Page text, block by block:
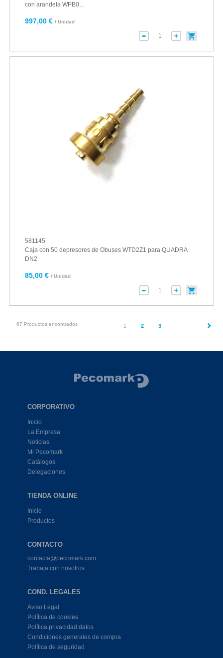
con arandela WPB0...
997,00 € / Unidad
581145
Caja con 50 depresores de Obuses WTD2Z1 para QUADRA
DN2
85,00 € / Unidad
67 Productos encontrados 1 (current)
2 3
CORPORATIVO
Inicio
La Empresa
Noticias
Mi Pecomark
Catálogos
Delegaciones
TIENDA ONLINE
Inicio
Productos
CONTACTO
contacta@pecomark.com
Trabaja con nosotros
COND. LEGALES
Aviso Legal
Política de cookies
Política privacidad datos
Condiciones generales de compra
Política de seguridad